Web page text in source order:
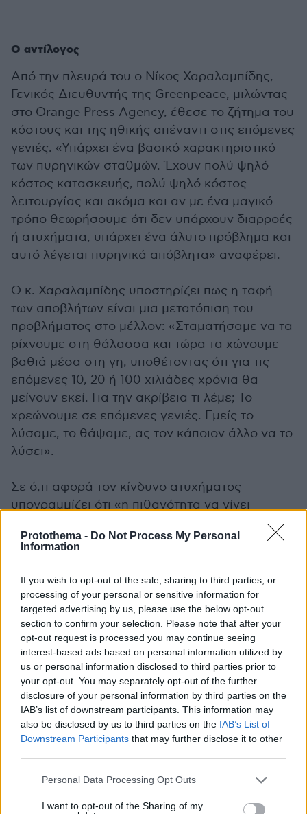
Protothema - Do Not Process My Personal
Information
If you wish to opt-out of the sale, sharing to third parties, or
processing of your personal or sensitive information for
targeted advertising by us, please use the below opt-out
section to confirm your selection. Please note that after your
opt-out request is processed you may continue seeing
interest-based ads based on personal information utilized by
us or personal information disclosed to third parties prior to
your opt-out. You may separately opt-out of the further
disclosure of your personal information by third parties on the
IAB’s list of downstream participants. This information may
also be disclosed by us to third parties on the IAB’s List of
Downstream Participants that may further disclose it to other
Please note that this website/app uses one or more Google
not limited to your visit or usage behaviour. You may click to
Personal Data Processing Opt Outs
I want to opt-out of the Sharing of my
Ο αντίλογος
Από την πλευρά του ο Νίκος Χαραλαμπίδης,
Γενικός Διευθυντής της Greenpeace, μιλώντας
στο Orange Press Agency, έθεσε το ζήτημα του
κόστους και της ηθικής απέναντι στις επόμενες
γενιές. «Υπάρχει ένα βασικό χαρακτηριστικό
των πυρηνικών σταθμών. Έχουν πολύ ψηλό
κόστος κατασκευής, πολύ ψηλό κόστος
λειτουργίας και ακόμα και αν με ένα μαγικό
τρόπο θεωρήσουμε ότι δεν υπάρχουν διαρροές
ή ατυχήματα, υπάρχει ένα άλυτο πρόβλημα και
αυτό λέγεται πυρηνικά απόβλητα» αναφέρει.
Ο κ. Χαραλαμπίδης υποστηρίζει πως η ταφή
των αποβλήτων είναι μια μετατόπιση του
προβλήματος στο μέλλον: «Σταματήσαμε να τα
ρίχνουμε στη θάλασσα και τώρα τα χώνουμε
βαθιά μέσα στη γη, υποθέτοντας ότι για τις
επόμενες 10, 20 ή 100 χιλιάδες χρόνια θα
μείνουν εκεί. Για την ακρίβεια τι λέμε; Το
χρεώνουμε σε επόμενες γενιές. Εμείς το
λύσαμε, το θάψαμε, ας τον κάποιον άλλο να το
λύσει».
Σε ό,τι αφορά τον κίνδυνο ατυχήματος
υπογραμμίζει ότι «η πιθανότητα να γίνει
ατύχημα σε ένα πυρηνικό σταθμό είναι μικρή.
Το πρόβλημα που θα υπάρχει είναι τεράστιο. Η
από το 1986. Το 1986, για παράδειγμα, δεν
υπήρχαν φωτοβολταϊκά, δεν υπήρχαν αιολικά,
τώρα υπάρχουν. Γιατί να πάμε στα πυρηνικά;
Εξηγήστε μου ένα καλό λόγο σε σχέση με την
οικονομία, με το περιβάλλον, με την κοινωνία,
με την ισότητα, με τη δημοκρατία, με την
ισορροπία, για τον οποίο πρέπει να πάμε προς
τα εκεί. [...] Αυτό που λέει η επιστήμη, και όχι η
Greenpeace, εδώ και πολλά χρόνια, είναι ότι
για να αντιμετωπίσουμε την κλιματική κρίση θα
πρέπει να απεμπλακούμε από τα ορυκτά
καύσιμα. Τελεία. Άρα, για να γίνει αυτό, θα
από αυτά, και δεν είναι μόνο οι σταθμοί», λέει.